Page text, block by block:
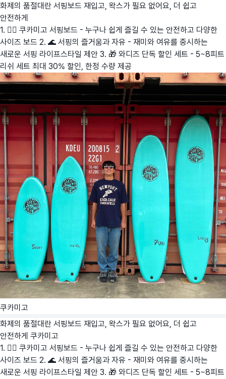
화제의 품절대란 서핑보드 재입고, 왁스가 필요 없어요, 더 쉽고
안전하게
1. 🏄‍♂️ 쿠카미고 서핑보드 - 누구나 쉽게 즐길 수 있는 안전하고 다양한
사이즈 보드 2. 🌊 서핑의 즐거움과 자유 - 재미와 여유를 중시하는
새로운 서핑 라이프스타일 제안 3. 🎁 와디즈 단독 할인 세트 - 5~8피트
리쉬 세트 최대 30% 할인, 한정 수량 제공
쿠카미고
화제의 품절대란 서핑보드 재입고, 왁스가 필요 없어요, 더 쉽고
안전하게 쿠카미고
1. 🏄‍♂️ 쿠카미고 서핑보드 - 누구나 쉽게 즐길 수 있는 안전하고 다양한
사이즈 보드 2. 🌊 서핑의 즐거움과 자유 - 재미와 여유를 중시하는
새로운 서핑 라이프스타일 제안 3. 🎁 와디즈 단독 할인 세트 - 5~8피트